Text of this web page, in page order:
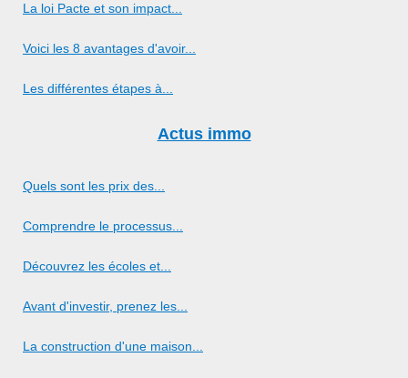
La loi Pacte et son impact...
Voici les 8 avantages d'avoir...
Les différentes étapes à...
Actus immo
Quels sont les prix des...
Comprendre le processus...
Découvrez les écoles et...
Avant d'investir, prenez les...
La construction d'une maison...